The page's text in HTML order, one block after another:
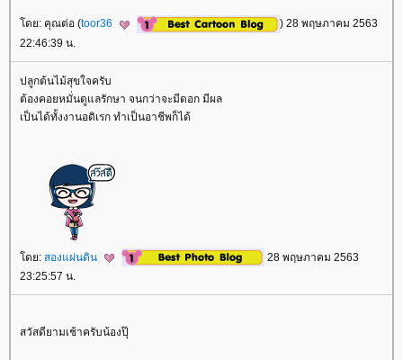
ดย: คุณต่อ (toor36
) 28 พฤษภาคม 2563
22:46:39 น.
ปลูกต้นไม้สุขใจครับ
ต้องคอยหมั่นดูแลรักษา จนกว่าจะมีดอก มีผล
เป็นได้ทั้งงานอดิเรก ทำเป็นอาชีพก็ได้
ดย: สองแผ่นดิน
28 พฤษภาคม 2563
23:25:57 น.
สวัสดียามเช้าครับน้องปุ๊